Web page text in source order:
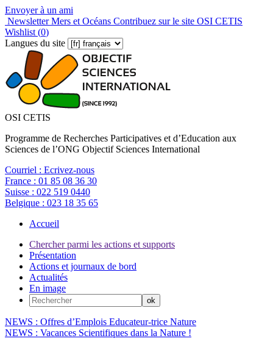
Envoyer à un ami
Newsletter Mers et Océans Contribuez sur le site OSI CETIS
Wishlist (0)
Langues du site
OSI CETIS
Programme de Recherches Participatives et d’Education aux
Sciences de l’ONG Objectif Sciences International
Courriel : Ecrivez-nous
France : 01 85 08 36 30
Suisse : 022 519 0440
Belgique : 023 18 35 65
Accueil
Chercher parmi les actions et supports
Présentation
Actions et journaux de bord
Actualités
En image
NEWS : Offres d’Emplois Educateur-trice Nature
NEWS : Vacances Scientifiques dans la Nature !